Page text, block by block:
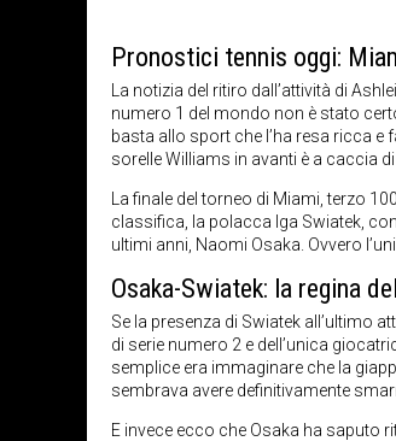
Pronostici tennis oggi:
La notizia del ritiro dall’attività di
numero 1 del mondo non è stato
basta allo sport che l’ha resa ricca e
sorelle Williams in avanti è a caccia
La finale del torneo di Miami, terzo
classifica, la polacca Iga Swiatek,
ultimi anni, Naomi Osaka. Ovvero
Osaka-Swiatek: la regina
Se la presenza di Swiatek all’ultimo
di serie numero 2 e dell’unica
semplice era immaginare che la
sembrava avere definitivamente
E invece ecco che Osaka ha saputo